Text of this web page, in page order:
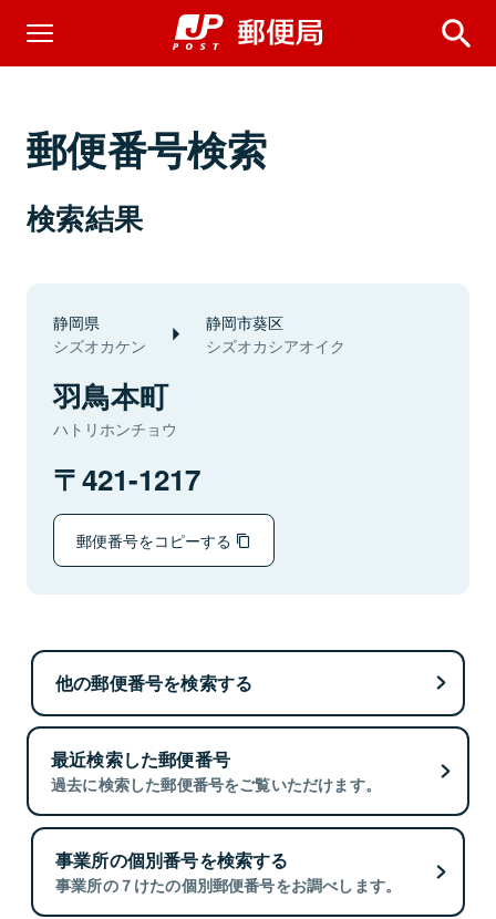
郵便番号検索
検索結果
静岡県
シズオカケン
静岡市葵区
シズオカシアオイク
羽鳥本町
ハトリホンチョウ
421-1217
郵便番号をコピーする
他の郵便番号を検索する
最近検索した郵便番号
過去に検索した郵便番号をご覧いただけます。
事業所の個別番号を検索する
事業所の７けたの個別郵便番号をお調べします。